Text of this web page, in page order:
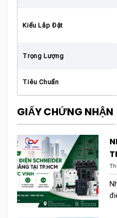
Kiểu Lắp Đặt
Trọng Lượng
Tiêu Chuẩn
GIẤY CHỨNG NHẬN